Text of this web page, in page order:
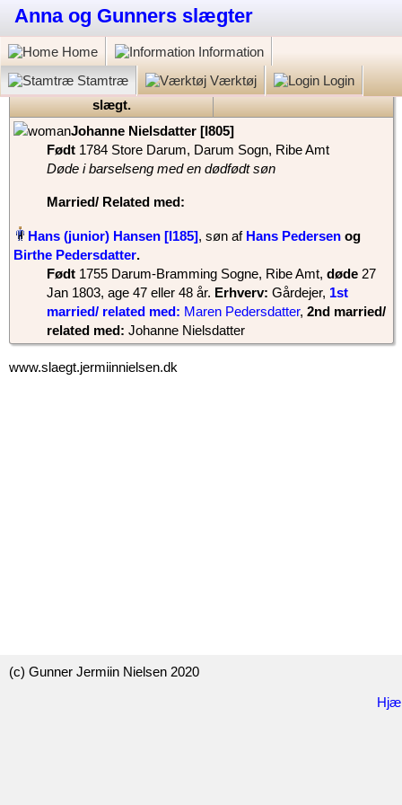
Anna og Gunners slægter
Home
Information
Stamtræ
Værktøj Login
Gunner Jermiin Nielsen: Min
slægt.
‎Johanne Nielsdatter‏‎ [I805]‎
Født ‎1784 Store Darum, Darum Sogn, Ribe Amt‎
Døde i barselseng med en dødfødt søn
Married/ Related med:
Hans (junior) Hansen‏‎ [I185], søn af Hans Pedersen og
Birthe Pedersdatter‏.
Født ‎1755 Darum-Bramming Sogne, Ribe Amt, døde ‎27
Jan 1803‎, age 47 eller 48 år. Erhverv: Gårdejer, 1st
married/ related med: Maren Pedersdatter, ‎ 2nd married/
related med: Johanne Nielsdatter
www.slaegt.jermiinnielsen.dk
(c) Gunner Jermiin Nielsen 2020